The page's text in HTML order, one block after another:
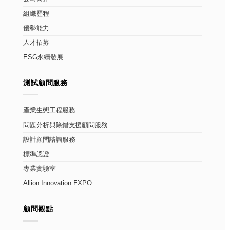
組織歷程
優勢能力
人才招募
ESG永續發展
測試顧問服務
產業生態工程服務
問題分析與除錯支援顧問服務
設計顧問諮詢服務
標準認證
專業實驗室
Allion Innovation EXPO
顧問觀點